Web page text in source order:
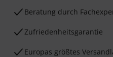
Beratung durch
Zufriedenheitsgarantie
Europas größtes